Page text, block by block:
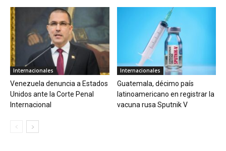
Internacionales
Venezuela denuncia a Estados
Unidos ante la Corte Penal
Internacional
Internacionales
Guatemala, décimo país
latinoamericano en registrar la
vacuna rusa Sputnik V